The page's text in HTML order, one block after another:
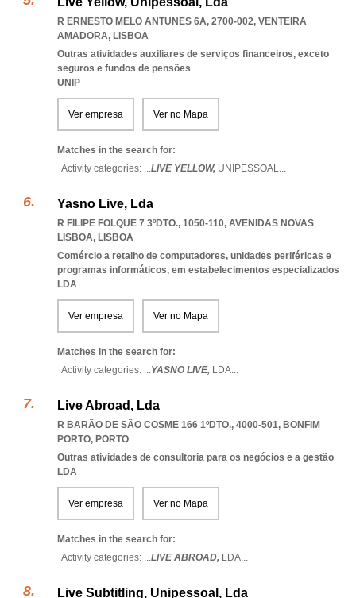
R ERNESTO MELO ANTUNES 6A, 2700-002, VENTEIRA
AMADORA, LISBOA
Outras atividades auxiliares de serviços financeiros, exceto
seguros e fundos de pensões
UNIP
Ver empresa Ver no Mapa
Matches in the search for:
Activity categories: ...LIVE YELLOW, UNIPESSOAL...
Yasno Live, Lda
R FILIPE FOLQUE 7 3ºDTO., 1050-110, AVENIDAS NOVAS
LISBOA, LISBOA
Comércio a retalho de computadores, unidades periféricas e
programas informáticos, em estabelecimentos especializados
LDA
Ver empresa Ver no Mapa
Matches in the search for:
Activity categories: ...YASNO LIVE, LDA...
Live Abroad, Lda
R BARÃO DE SÃO COSME 166 1ºDTO., 4000-501, BONFIM
PORTO, PORTO
Outras atividades de consultoria para os negócios e a gestão
LDA
Ver empresa Ver no Mapa
Matches in the search for:
Activity categories: ...LIVE ABROAD, LDA...
Live Subtitling, Unipessoal, Lda